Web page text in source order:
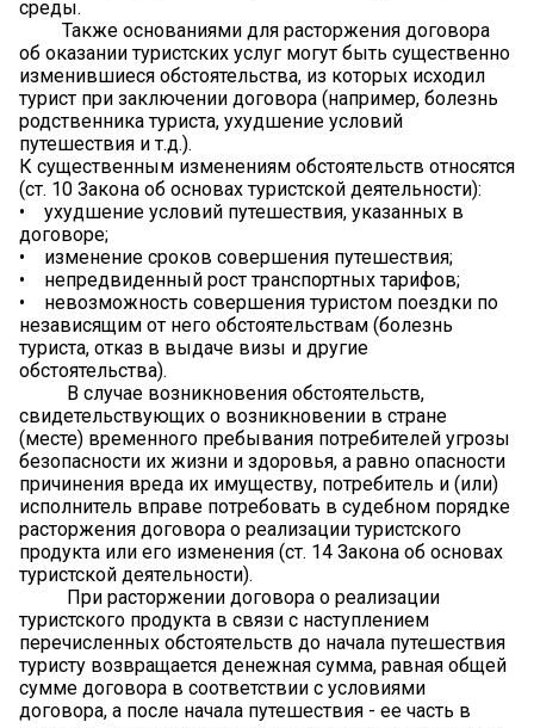
среды.
Также основаниями для расторжения договора
об оказании туристских услуг могут быть существенно
изменившиеся обстоятельства, из которых исходил
турист при заключении договора (например, болезнь
родственника туриста, ухудшение условий
путешествия и т.д.).
К существенным изменениям обстоятельств относятся
(ст. 10 Закона об основах туристской деятельности):
• ухудшение условий путешествия, указанных в
договоре;
• изменение сроков совершения путешествия;
• непредвиденный рост транспортных тарифов;
• невозможность совершения туристом поездки по
независящим от него обстоятельствам (болезнь
туриста, отказ в выдаче визы и другие
обстоятельства).
В случае возникновения обстоятельств,
свидетельствующих о возникновении в стране
(месте) временного пребывания потребителей угрозы
безопасности их жизни и здоровья, а равно опасности
причинения вреда их имуществу, потребитель и (или)
исполнитель вправе потребовать в судебном порядке
расторжения договора о реализации туристского
продукта или его изменения (ст. 14 Закона об основах
туристской деятельности).
При расторжении договора о реализации
туристского продукта в связи с наступлением
перечисленных обстоятельств до начала путешествия
туристу возвращается денежная сумма, равная общей
сумме договора в соответствии с условиями
договора, а после начала путешествия - ее часть в